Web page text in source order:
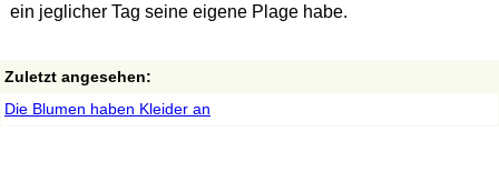
ein jeglicher Tag seine eigene Plage habe.
Zuletzt angesehen:
Die Blumen haben Kleider an